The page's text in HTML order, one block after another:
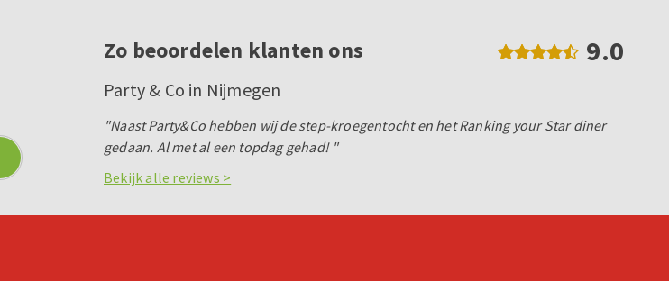
Zo beoordelen klanten ons 9.0
Party & Co in Nijmegen
"Naast Party&Co hebben wij de step-kroegentocht en het Ranking your Star diner
gedaan. Al met al een topdag gehad! "
Bekijk alle reviews >